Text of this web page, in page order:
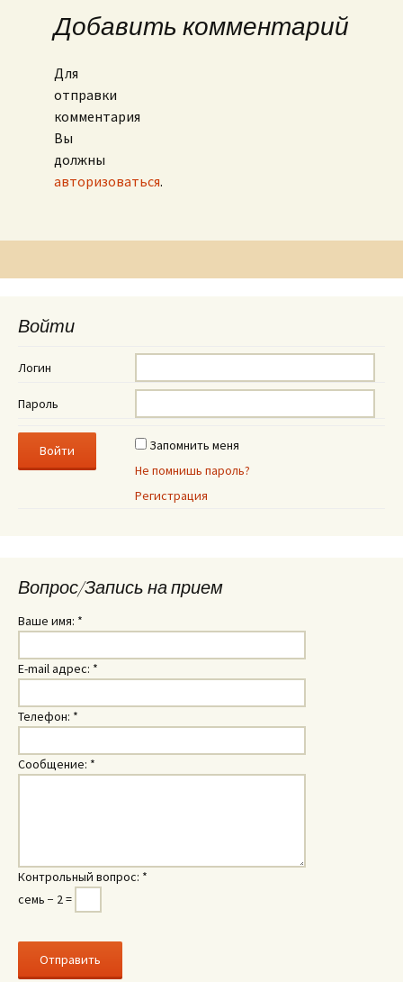
Добавить комментарий
Для
отправки
комментария
Вы
должны
авторизоваться.
Войти
Логин
Пароль
Запомнить меня
Не помнишь пароль?
Регистрация
Вопрос/Запись на прием
Ваше имя: *
E-mail адрес: *
Телефон: *
Сообщение: *
Контрольный вопрос: *
семь − 2 =